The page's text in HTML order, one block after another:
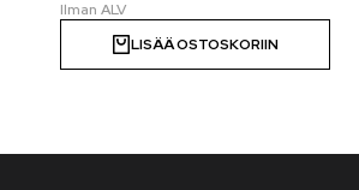
LISÄÄ OSTOSKORIIN